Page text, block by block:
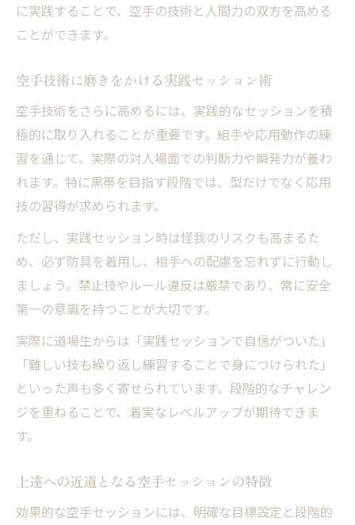
に実践することで、空手の技術と人間力の双方を高める
ことができます。
空手技術に磨きをかける実践セッション術
空手技術をさらに高めるには、実践的なセッションを積
極的に取り入れることが重要です。組手や応用動作の練
習を通じて、実際の対人場面での判断力や瞬発力が養わ
れます。特に黒帯を目指す段階では、型だけでなく応用
技の習得が求められます。
ただし、実践セッション時は怪我のリスクも高まるた
め、必ず防具を着用し、相手への配慮を忘れずに行動し
ましょう。禁止技やルール違反は厳禁であり、常に安全
第一の意識を持つことが大切です。
実際に道場生からは「実践セッションで自信がついた」
「難しい技も繰り返し練習することで身につけられた」
といった声も多く寄せられています。段階的なチャレン
ジを重ねることで、着実なレベルアップが期待できま
す。
上達への近道となる空手セッションの特徴
効果的な空手セッションには、明確な目標設定と段階的